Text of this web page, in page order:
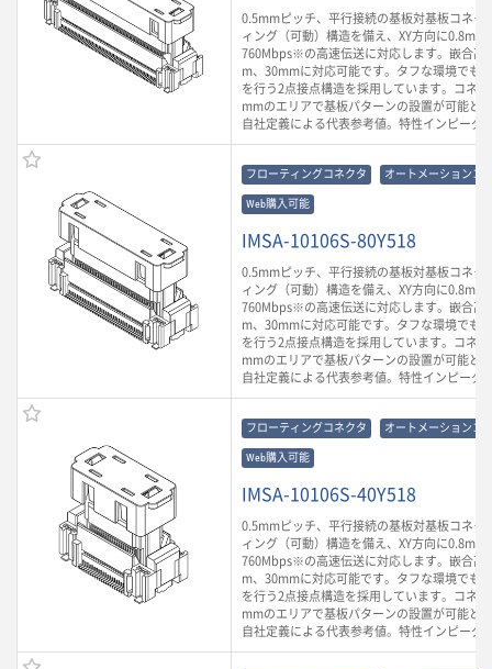
0.5mmピッチ、平行接続の基板対基板コネク
ィング（可動）構造を備え、XY方向に
760Mbps※の高速伝送に対応します。嵌合高
m、30mmに対応可能です。タフな環境でも
を行う2点接点構造を採用しています。コネ
mmのエリアで基板パターンの設置が可能と
自社定義による代表参考値。特性インピー
フローティングコネクタ オートメーションコ
Web購入可能
IMSA-10106S-80Y518
0.5mmピッチ、平行接続の基板対基板コネク
ィング（可動）構造を備え、XY方向に
760Mbps※の高速伝送に対応します。嵌合高
m、30mmに対応可能です。タフな環境でも
を行う2点接点構造を採用しています。コネ
mmのエリアで基板パターンの設置が可能と
自社定義による代表参考値。特性インピー
フローティングコネクタ オートメーションコ
Web購入可能
IMSA-10106S-40Y518
0.5mmピッチ、平行接続の基板対基板コネク
ィング（可動）構造を備え、XY方向に
760Mbps※の高速伝送に対応します。嵌合高
m、30mmに対応可能です。タフな環境でも
を行う2点接点構造を採用しています。コネ
mmのエリアで基板パターンの設置が可能と
自社定義による代表参考値。特性インピー